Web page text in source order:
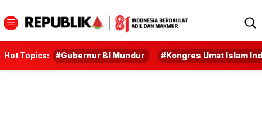
Hot Topics: #Gubernur BI Mundur #Kongres Umat Islam